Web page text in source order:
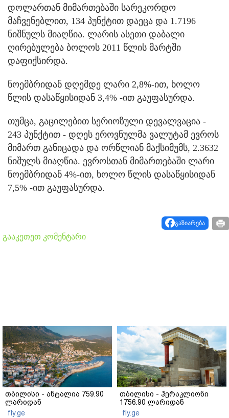
დოლართან მიმართებაში სარეკორდო
მაჩვენებლით, 134 პუნქტით დაეცა და 1.7196
ნიშნულს მიაღწია. ლარის ასეთი დაბალი
ღირებულება ბოლოს 2011 წლის მარტში
დაფიქსირდა.
ნოემბრიდან დღემდე ლარი 2,8%-ით, ხოლო
წლის დასაწყისიდან 3,4% -ით გაუფასურდა.
თუმცა, გაცილებით სერიოზული დევალვაცია -
243 პუნქტით - დღეს ეროვნულმა ვალუტამ ევროს
მიმართ განიცადა და ორწლიან მაქსიმუმს, 2.3632
ნიშულს მიაღწია. ევროსთან მიმართებაში ლარი
ნოემბრიდან 4%-ით, ხოლო წლის დასაწყისიდან
7,5% -ით გაუფასურდა.
გაზიარება
გააკეთეთ კომენტარი
თბილისი - ანტალია 759.90
ლარიდან
fly.ge
თბილისი - ჰერაკლიონი
1756.90 ლარიდან
fly.ge